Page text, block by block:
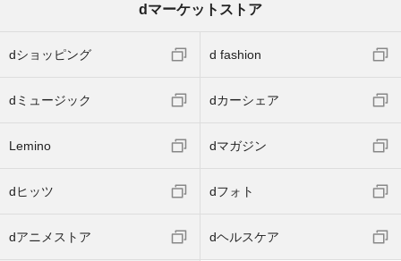
dマーケットストア
dショッピング d fashion
dミュージック dカーシェア
Lemino dマガジン
dヒッツ dフォト
dアニメストア dヘルスケア